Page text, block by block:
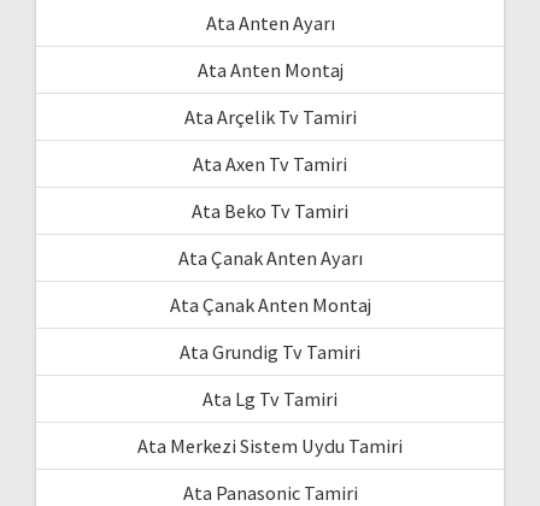
Ata Anten Ayarı
Ata Anten Montaj
Ata Arçelik Tv Tamiri
Ata Axen Tv Tamiri
Ata Beko Tv Tamiri
Ata Çanak Anten Ayarı
Ata Çanak Anten Montaj
Ata Grundig Tv Tamiri
Ata Lg Tv Tamiri
Ata Merkezi Sistem Uydu Tamiri
Ata Panasonic Tamiri